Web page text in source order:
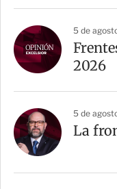
5 de
2026
5 de
La